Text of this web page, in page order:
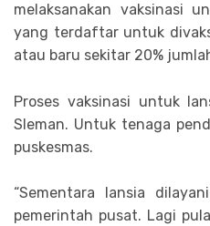
melaksanakan vaksinasi
yang terdaftar untuk
atau baru sekitar 20%
Proses vaksinasi untuk
Sleman. Untuk tenaga
puskesmas.
“Sementara lansia
pemerintah pusat. Lagi